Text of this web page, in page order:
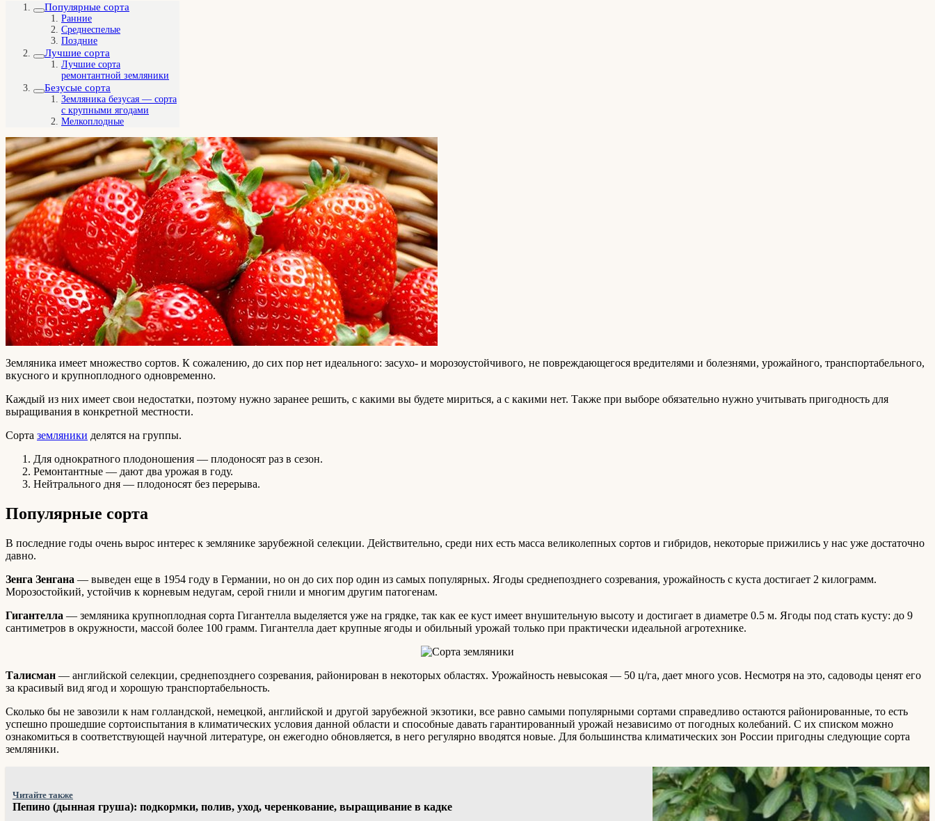
Популярные сорта
Ранние
Среднеспелые
Поздние
Лучшие сорта
Лучшие сорта
ремонтантной земляники
Безусые сорта
Земляника безусая — сорта
с крупными ягодами
Мелкоплодные
Земляника имеет множество сортов. К сожалению, до сих пор нет идеального: засухо- и морозоустойчивого, не повреждающегося вредителями и болезнями, урожайного, транспортабельного,
вкусного и крупноплодного одновременно.
Каждый из них имеет свои недостатки, поэтому нужно заранее решить, с какими вы будете мириться, а с какими нет. Также при выборе обязательно нужно учитывать пригодность для
выращивания в конкретной местности.
Сорта земляники делятся на группы.
Для однократного плодоношения — плодоносят раз в сезон.
Ремонтантные — дают два урожая в году.
Нейтрального дня — плодоносят без перерыва.
Популярные сорта
В последние годы очень вырос интерес к землянике зарубежной селекции. Действительно, среди них есть масса великолепных сортов и гибридов, некоторые прижились у нас уже достаточно
давно.
Зенга Зенгана — выведен еще в 1954 году в Германии, но он до сих пор один из самых популярных. Ягоды среднепозднего созревания, урожайность с куста достигает 2 килограмм.
Морозостойкий, устойчив к корневым недугам, серой гнили и многим другим патогенам.
Гигантелла — земляника крупноплодная сорта Гигантелла выделяется уже на грядке, так как ее куст имеет внушительную высоту и достигает в диаметре 0.5 м. Ягоды под стать кусту: до 9
сантиметров в окружности, массой более 100 грамм. Гигантелла дает крупные ягоды и обильный урожай только при практически идеальной агротехнике.
Талисман — английской селекции, среднепозднего созревания, районирован в некоторых областях. Урожайность невысокая — 50 ц/га, дает много усов. Несмотря на это, садоводы ценят его
за красивый вид ягод и хорошую транспортабельность.
Сколько бы не завозили к нам голландской, немецкой, английской и другой зарубежной экзотики, все равно самыми популярными сортами справедливо остаются районированные, то есть
успешно прошедшие сортоиспытания в климатических условия данной области и способные давать гарантированный урожай независимо от погодных колебаний. С их списком можно
ознакомиться в соответствующей научной литературе, он ежегодно обновляется, в него регулярно вводятся новые. Для большинства климатических зон России пригодны следующие сорта
земляники.
Читайте также
Пепино (дынная груша): подкормки, полив, уход, черенкование, выращивание в кадке